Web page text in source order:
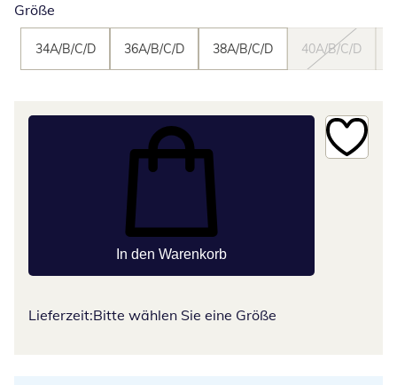
Größe
34A/B/C/D 36A/B/C/D 38A/B/C/D 40A/B/C/D
In den Warenkorb
Lieferzeit:Bitte wählen Sie eine Größe